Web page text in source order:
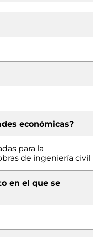
económicas?
para la
de ingeniería civil
en el que se